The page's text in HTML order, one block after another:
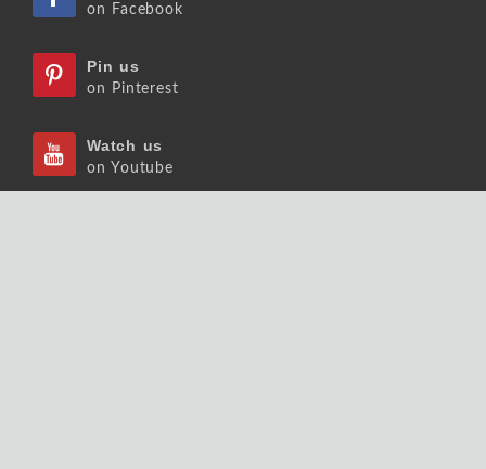
on Facebook
Pin us
on Pinterest
Watch us
on Youtube